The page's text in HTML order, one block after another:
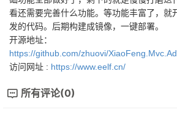
看还需要完善什么功能。等功能丰富了，就
发的代码。后期构建成镜像，一键部署。
开源地址：
https://github.com/zhuovi/
访问网址 : https://www.eelf.cn/
所有评论(0)